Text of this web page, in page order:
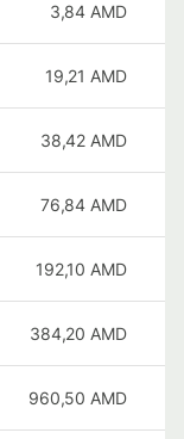
3,84 AMD
19,21 AMD
38,42 AMD
76,84 AMD
192,10 AMD
384,20 AMD
960,50 AMD